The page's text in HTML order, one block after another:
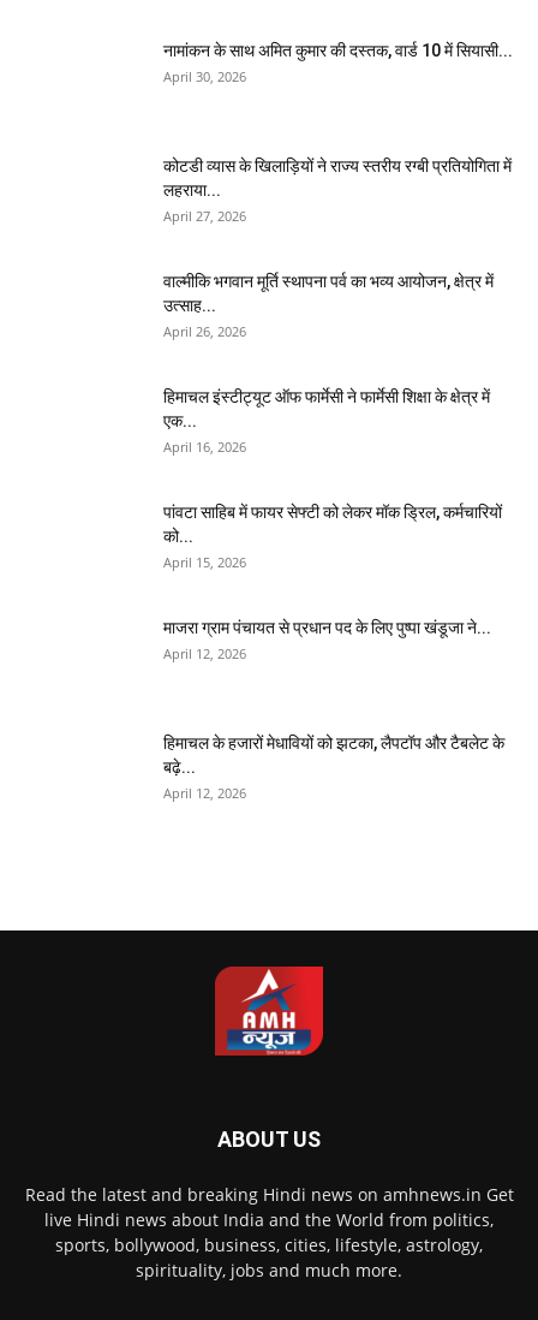
नामांकन के साथ अमित कुमार की दस्तक, वार्ड 10 में सियासी...
April 30, 2026
कोटडी व्यास के खिलाड़ियों ने राज्य स्तरीय रग्बी प्रतियोगिता में
लहराया...
April 27, 2026
वाल्मीकि भगवान मूर्ति स्थापना पर्व का भव्य आयोजन, क्षेत्र में
उत्साह...
April 26, 2026
हिमाचल इंस्टीट्यूट ऑफ फार्मेसी ने फार्मेसी शिक्षा के क्षेत्र में
एक...
April 16, 2026
पांवटा साहिब में फायर सेफ्टी को लेकर मॉक ड्रिल, कर्मचारियों
को...
April 15, 2026
माजरा ग्राम पंचायत से प्रधान पद के लिए पुष्पा खंडूजा ने...
April 12, 2026
हिमाचल के हजारों मेधावियों को झटका, लैपटॉप और टैबलेट के
बढ़े...
April 12, 2026
ABOUT US
Read the latest and breaking Hindi news on amhnews.in Get
live Hindi news about India and the World from politics,
sports, bollywood, business, cities, lifestyle, astrology,
spirituality, jobs and much more.